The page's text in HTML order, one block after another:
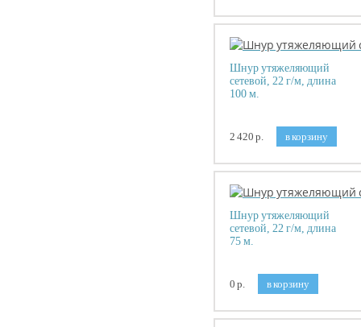
Шнур утяжеляющий
сетевой, 22 г/м, длина
100 м.
2 420 р. в корзину
Шнур утяжеляющий
сетевой, 22 г/м, длина
75 м.
0 р. в корзину